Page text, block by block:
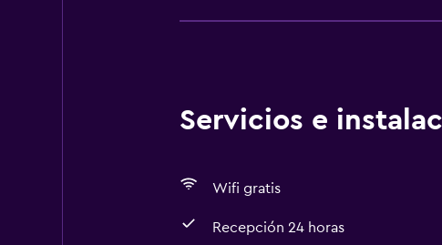
aceptan mascotas Instrucciones
envueltos por separado para el
disponibles de alimentos envueltos
Servicios e
Wifi gratis
Recepción 24 horas